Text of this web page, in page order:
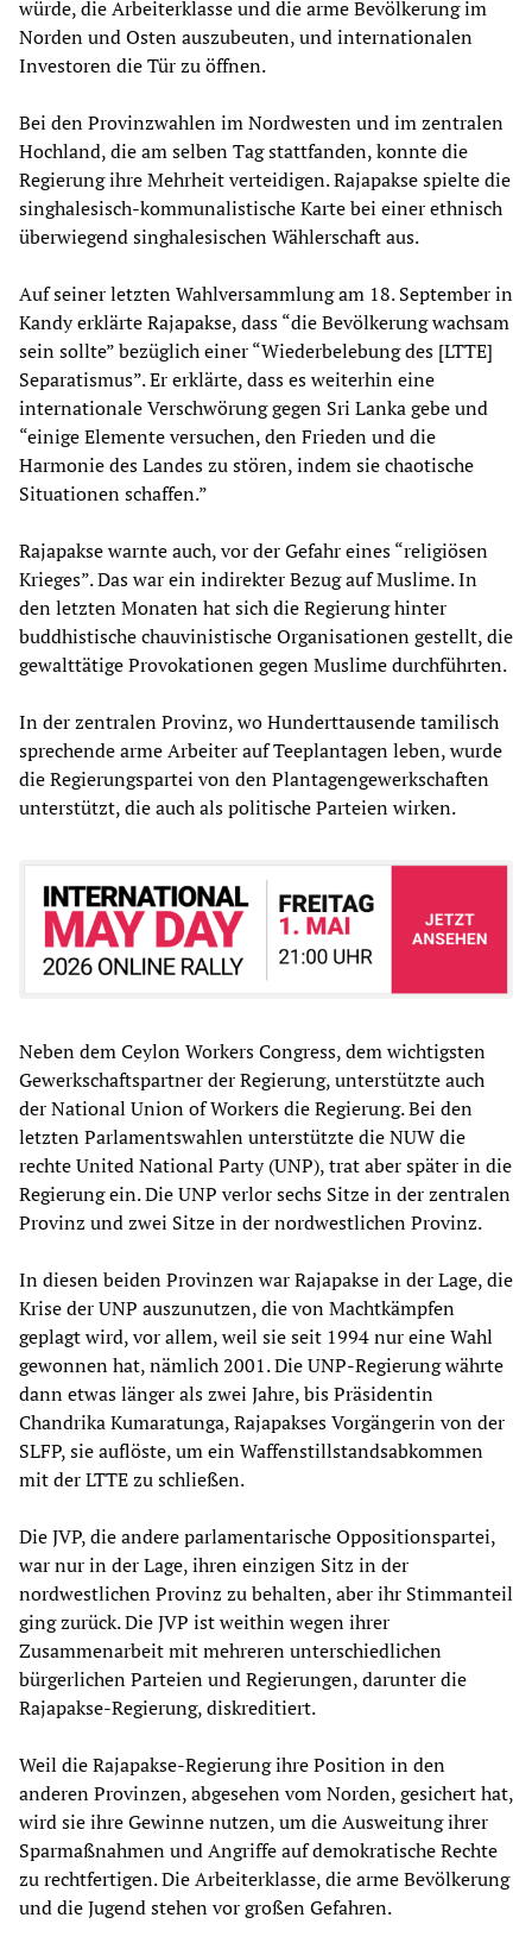
würde, die Arbeiterklasse und die arme Bevölkerung im
Norden und Osten auszubeuten, und internationalen
Investoren die Tür zu öffnen.
Bei den Provinzwahlen im Nordwesten und im zentralen
Hochland, die am selben Tag stattfanden, konnte die
Regierung ihre Mehrheit verteidigen. Rajapakse spielte die
singhalesisch-kommunalistische Karte bei einer ethnisch
überwiegend singhalesischen Wählerschaft aus.
Auf seiner letzten Wahlversammlung am 18. September in
Kandy erklärte Rajapakse, dass “die Bevölkerung wachsam
sein sollte” bezüglich einer “Wiederbelebung des [LTTE]
Separatismus”. Er erklärte, dass es weiterhin eine
internationale Verschwörung gegen Sri Lanka gebe und
“einige Elemente versuchen, den Frieden und die
Harmonie des Landes zu stören, indem sie chaotische
Situationen schaffen.”
Rajapakse warnte auch, vor der Gefahr eines “religiösen
Krieges”. Das war ein indirekter Bezug auf Muslime. In
den letzten Monaten hat sich die Regierung hinter
buddhistische chauvinistische Organisationen gestellt, die
gewalttätige Provokationen gegen Muslime durchführten.
In der zentralen Provinz, wo Hunderttausende tamilisch
sprechende arme Arbeiter auf Teeplantagen leben, wurde
die Regierungspartei von den Plantagengewerkschaften
unterstützt, die auch als politische Parteien wirken.
Neben dem Ceylon Workers Congress, dem wichtigsten
Gewerkschaftspartner der Regierung, unterstützte auch
der National Union of Workers die Regierung. Bei den
letzten Parlamentswahlen unterstützte die NUW die
rechte United National Party (UNP), trat aber später in die
Regierung ein. Die UNP verlor sechs Sitze in der zentralen
Provinz und zwei Sitze in der nordwestlichen Provinz.
In diesen beiden Provinzen war Rajapakse in der Lage, die
Krise der UNP auszunutzen, die von Machtkämpfen
geplagt wird, vor allem, weil sie seit 1994 nur eine Wahl
gewonnen hat, nämlich 2001. Die UNP-Regierung währte
dann etwas länger als zwei Jahre, bis Präsidentin
Chandrika Kumaratunga, Rajapakses Vorgängerin von der
SLFP, sie auflöste, um ein Waffenstillstandsabkommen
mit der LTTE zu schließen.
Die JVP, die andere parlamentarische Oppositionspartei,
war nur in der Lage, ihren einzigen Sitz in der
nordwestlichen Provinz zu behalten, aber ihr Stimmanteil
ging zurück. Die JVP ist weithin wegen ihrer
Zusammenarbeit mit mehreren unterschiedlichen
bürgerlichen Parteien und Regierungen, darunter die
Rajapakse-Regierung, diskreditiert.
Weil die Rajapakse-Regierung ihre Position in den
anderen Provinzen, abgesehen vom Norden, gesichert hat,
wird sie ihre Gewinne nutzen, um die Ausweitung ihrer
Sparmaßnahmen und Angriffe auf demokratische Rechte
zu rechtfertigen. Die Arbeiterklasse, die arme Bevölkerung
und die Jugend stehen vor großen Gefahren.